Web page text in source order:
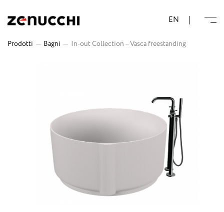
EN
Prodotti — Bagni — In-out Collection – Vasca freestanding